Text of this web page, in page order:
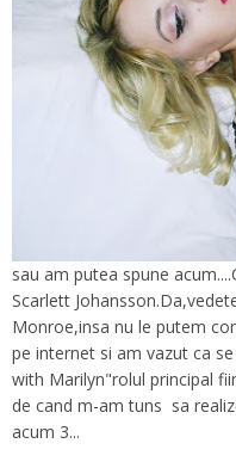
sau am putea spune
Scarlett
Monroe,insa nu le putem
pe internet si am vazut ca
with Marilyn"rolul principal
de cand m-am tuns sa
acum 3...